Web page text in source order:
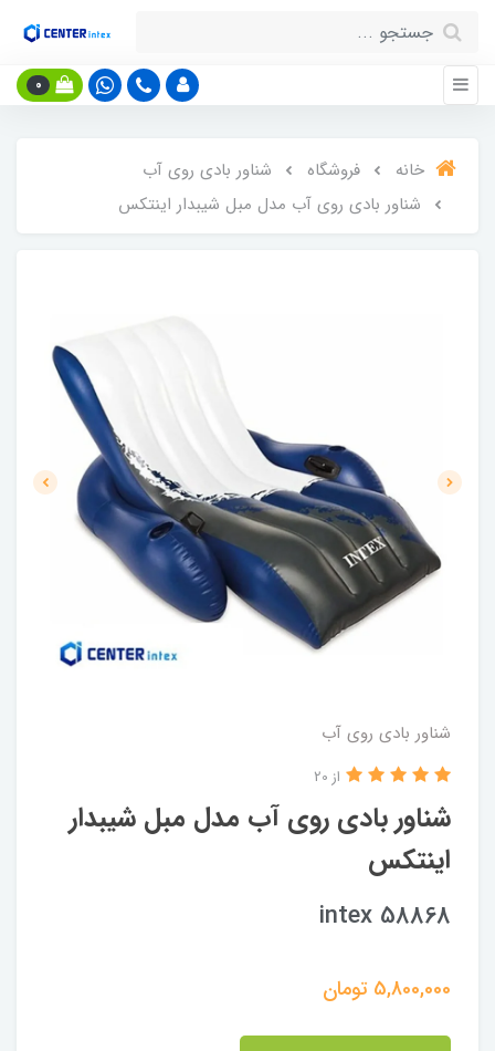
0
خانه فروشگاه
شناور بادی روی آب
شناور بادی روی آب مدل مبل شیبدار اینتکس
شناور بادی روی آب
شناور بادی روی آب مدل مبل شیبدار
اینتکس
از 20
intex 58868
5,800,000 تومان